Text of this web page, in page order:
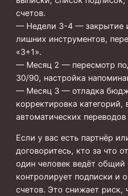
счетов.
— Недели 3-4 — закрытие
лишних инструментов,
«3+1».
— Месяц 2 — пересмотр
30/90, настройка
— Месяц 3 — отладка
корректировка категорий,
автоматических
Если у вас есть партнёр
договоритесь, кто за что
один человек ведёт
контролирует подписки и
счетов. Это снижает риск,